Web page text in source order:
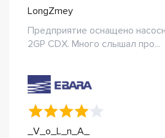
LongZmey
Предприятие оснащено
2GP CDX. Много слышал про...
_V_o_L_n_A_